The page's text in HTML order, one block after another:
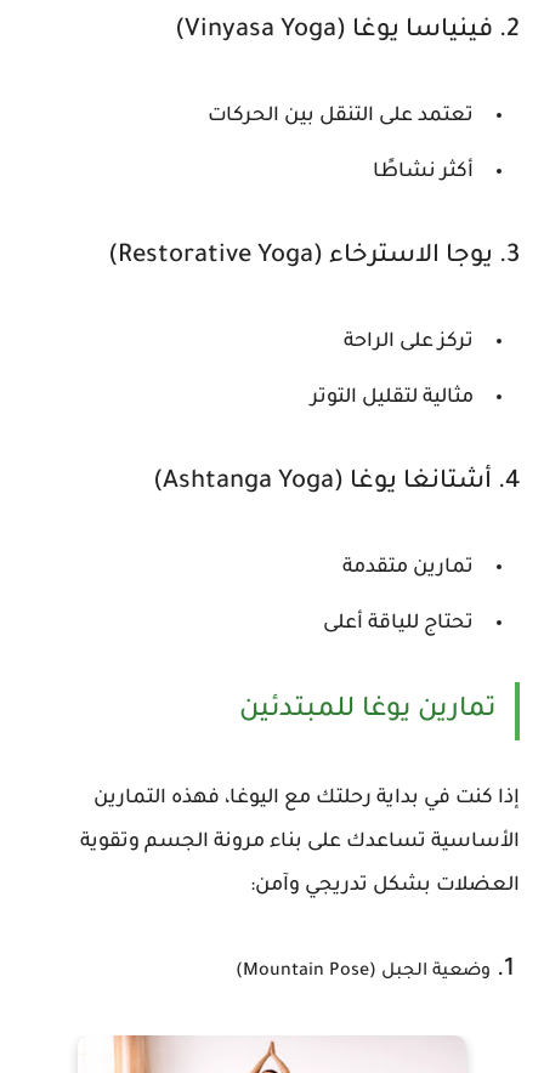
2. فينياسا يوغا (Vinyasa Yoga)
تعتمد على التنقل بين الحركات
أكثر نشاطًا
3. يوجا الاسترخاء (Restorative Yoga)
تركز على الراحة
مثالية لتقليل التوتر
4. أشتانغا يوغا (Ashtanga Yoga)
تمارين متقدمة
تحتاج للياقة أعلى
تمارين يوغا للمبتدئين
إذا كنت في بداية رحلتك مع اليوغا، فهذه التمارين
الأساسية تساعدك على بناء مرونة الجسم وتقوية
العضلات بشكل تدريجي وآمن:
وضعية الجبل (Mountain Pose)